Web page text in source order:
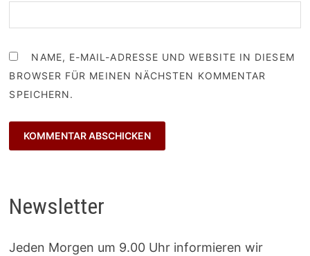
NAME, E-MAIL-ADRESSE UND WEBSITE IN DIESEM
BROWSER FÜR MEINEN NÄCHSTEN KOMMENTAR
SPEICHERN.
Newsletter
Jeden Morgen um 9.00 Uhr informieren wir